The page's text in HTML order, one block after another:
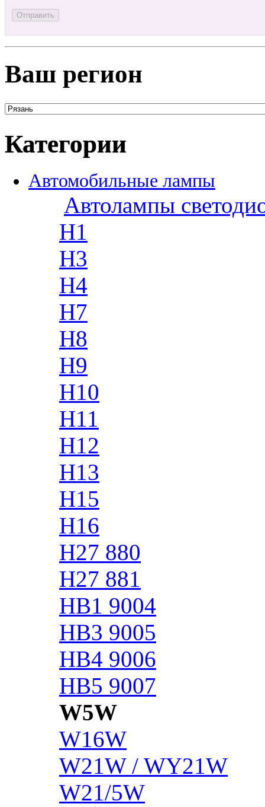
Ваш регион
Категории
Автомобильные лампы
Автолампы
H1
H3
H4
H7
H8
H9
H10
H11
H12
H13
H15
H16
H27 880
H27 881
HB1 9004
HB3 9005
HB4 9006
HB5 9007
W5W
W16W
W21W / WY21W
W21/5W